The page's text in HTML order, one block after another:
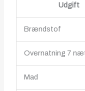
Udgift
Brændstof
Overnatning 7
Mad